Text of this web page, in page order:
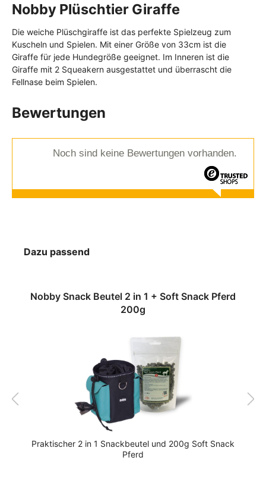
Nobby Plüschtier Giraffe
Die weiche Plüschgiraffe ist das perfekte Spielzeug zum
Kuscheln und Spielen. Mit einer Größe von 33cm ist die
Giraffe für jede Hundegröße geeignet. Im Inneren ist die
Giraffe mit 2 Squeakern ausgestattet und überrascht die
Fellnase beim Spielen.
Bewertungen
Noch sind keine Bewertungen vorhanden.
Dazu passend
Nobby Snack Beutel 2 in 1 + Soft Snack Pferd
200g
Praktischer 2 in 1 Snackbeutel und 200g Soft Snack
Pferd